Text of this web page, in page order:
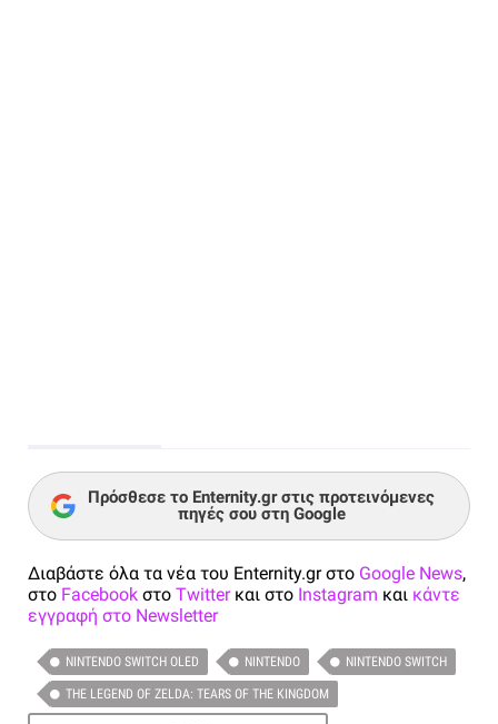
Πρόσθεσε το Enternity.gr στις προτεινόμενες
πηγές σου στη Google
Διαβάστε όλα τα νέα του Enternity.gr στο Google News,
στο Facebook στο Twitterκαι στο Instagram και κάντε
εγγραφή στο Newsletter
NINTENDO SWITCH OLED NINTENDO NINTENDO SWITCH
THE LEGEND OF ZELDA: TEARS OF THE KINGDOM